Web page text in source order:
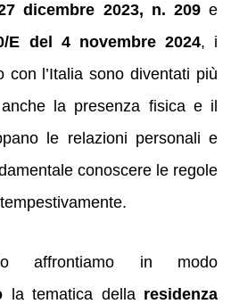
dicembre 2023, n. 209e
E del 4 novembre 2024, i
con l’Italia sono diventati più
la presenza fisica e il
le relazioni personali e
conoscere le regole
affrontiamo in modo
la tematica della residenza